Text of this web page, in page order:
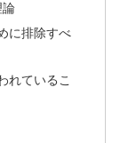
論
に排除すべ
れているこ